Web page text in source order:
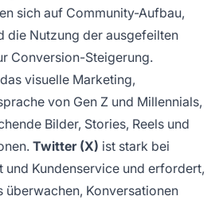
sich auf Community-Aufbau,
die Nutzung der ausgefeilten
Conversion-Steigerung.
visuelle Marketing,
von Gen Z und Millennials,
Bilder, Stories, Reels und
Twitter (X) ist stark bei
und Kundenservice und erfordert,
überwachen, Konversationen